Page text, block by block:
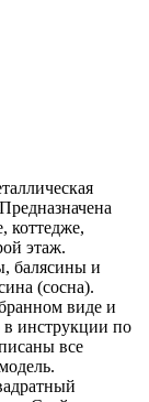
коттедже,
этаж.
балясины и
(сосна).
виде и
в инструкции по
все